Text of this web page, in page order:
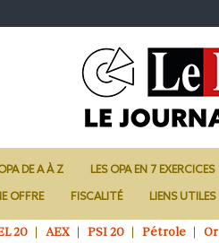
DE A À Z LES OPA EN 7 EXERCICES
OFFRE FISCALITÉ LIENS UTILES
20 AEX PSI 20 Pétrole Or